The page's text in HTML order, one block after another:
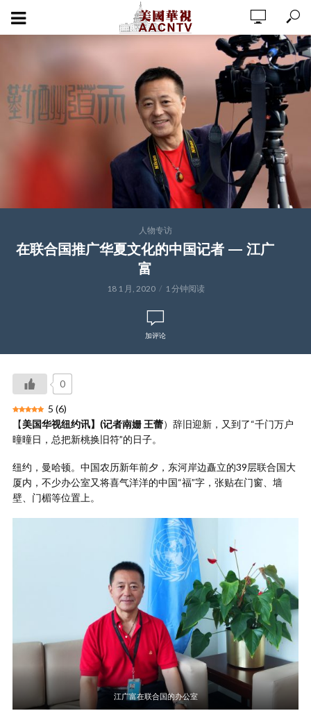
人物专访
在联合国推广华夏文化的中国记者 — 江广
富
18 1 月, 2020 1 分钟阅读
加评论
0
5 (6)
【美国华视纽约讯】(记者南姗 王蕾）辞旧迎新，又到了“千门万户
曈曈日，总把新桃换旧符”的日子。
纽约，曼哈顿。中国农历新年前夕，东河岸边矗立的39层联合国大
厦内，不少办公室又将喜气洋洋的中国“福”字，张贴在门窗、墙
壁、门楣等位置上。
江广富在联合国的办公室